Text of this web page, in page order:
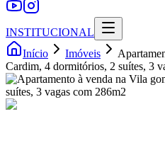
INSTITUCIONAL
Início
Imóveis
Cardim, 4 dormitórios, 2 suítes, 3